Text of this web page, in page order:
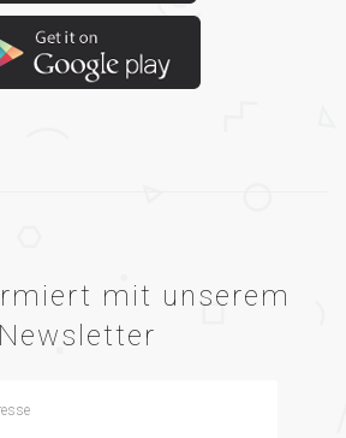
mit unserem
Newsletter